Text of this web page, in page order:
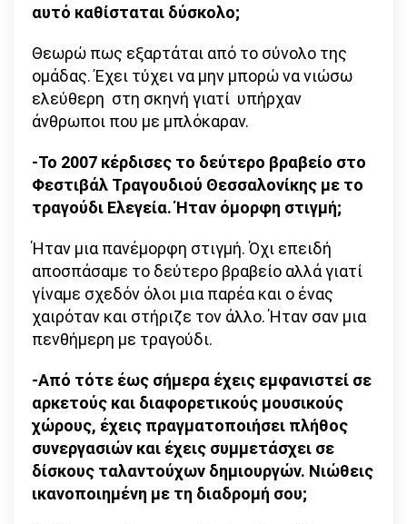
αυτό καθίσταται δύσκολο;
Θεωρώ πως εξαρτάται από το σύνολο της
ομάδας. Έχει τύχει να μην μπορώ να νιώσω
ελεύθερη στη σκηνή γιατί υπήρχαν
άνθρωποι που με μπλόκαραν.
-Το 2007 κέρδισες το δεύτερο βραβείο στο
Φεστιβάλ Τραγουδιού Θεσσαλονίκης με το
τραγούδι Ελεγεία. Ήταν όμορφη στιγμή;
Ήταν μια πανέμορφη στιγμή. Όχι επειδή
αποσπάσαμε το δεύτερο βραβείο αλλά γιατί
γίναμε σχεδόν όλοι μια παρέα και ο ένας
χαιρόταν και στήριζε τον άλλο. Ήταν σαν μια
πενθήμερη με τραγούδι.
-Από τότε έως σήμερα έχεις εμφανιστεί σε
αρκετούς και διαφορετικούς μουσικούς
χώρους, έχεις πραγματοποιήσει πλήθος
συνεργασιών και έχεις συμμετάσχει σε
δίσκους ταλαντούχων δημιουργών. Νιώθεις
ικανοποιημένη με τη διαδρομή σου;